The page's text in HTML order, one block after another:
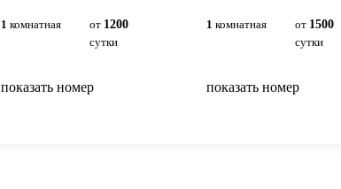
1 комнатная от 1200
сутки
показать номер
1 комнатная от 1500
сутки
показать номер